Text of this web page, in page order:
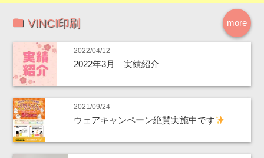
more
VINCI印刷
2022/04/12
2022年3月 実績紹介
2021/09/24
ウェアキャンペーン絶賛実施中です